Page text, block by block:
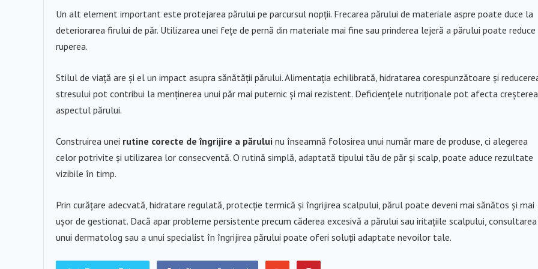
Un alt element important este protejarea părului pe parcursul nopții. Frecarea părului de materiale aspre poate duce la
deteriorarea firului de păr. Utilizarea unei fețe de pernă din materiale mai fine sau prinderea lejeră a părului poate reduce
ruperea.
Stilul de viață are și el un impact asupra sănătății părului. Alimentația echilibrată, hidratarea corespunzătoare și
stresului pot contribui la menținerea unui păr mai puternic și mai rezistent. Deficiențele nutriționale pot afecta
aspectul părului.
Construirea unei rutine corecte de îngrijire a părului nu înseamnă folosirea unui număr mare de produse, ci alegerea
celor potrivite și utilizarea lor consecventă. O rutină simplă, adaptată tipului tău de păr și scalp, poate aduce rezultate
vizibile în timp.
Prin curățare adecvată, hidratare regulată, protecție termică și îngrijirea scalpului, părul poate deveni mai sănătos și mai
ușor de gestionat. Dacă apar probleme persistente precum căderea excesivă a părului sau iritațiile scalpului, consultarea
unui dermatolog sau a unui specialist în îngrijirea părului poate oferi soluții adaptate nevoilor tale.